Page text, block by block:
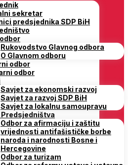
sekretar
predsjednika SDP BiH
Rukovodstvo Glavnog odbora
O Glavnom odboru
odbor
odbor
Savjet za ekonomski razvoj
Savjet za razvoj SDP BiH
Savjet za lokalnu samoupravu
Predsjedništva
Odbor za afirmaciju i zaštitu
vrijednosti antifašističke borbe
naroda i narodnosti Bosne i
Hercegovine
Odbor za turizam